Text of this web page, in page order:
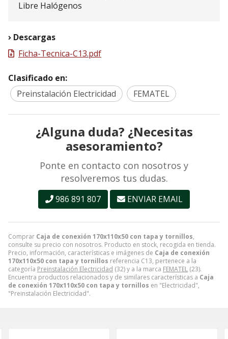
Comprar Caja de conexión 170x110x50 con tapa y tornillos,
consulte su precio con nosotros. Producto en stock, recogida en tienda.
Precio, información, características e imágenes de Caja de conexión
170x110x50 con tapa y tornillos referencia C13, pertenece a la
categoría Preinstalación Electricidad (32) y a la marca FEMATEL (23).
Encuentra productos relacionados y de similares características a Caja
de conexión 170x110x50 con tapa y tornillos en "Electricidad",
"Preinstalación Electricidad".
Libre Halógenos
Descargas
Ficha-Tecnica-C13.pdf
Clasificado en:
Preinstalación Electricidad
FEMATEL
¿Alguna duda? ¿Necesitas
asesoramiento?
Ponte en contacto con nosotros y
resolveremos tus dudas.
986 891 807 ENVIAR EMAIL